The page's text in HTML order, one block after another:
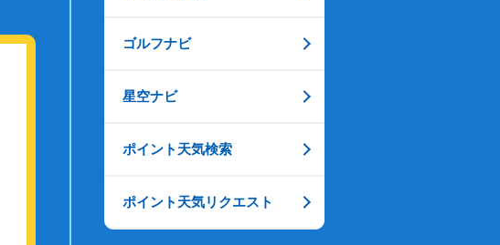
ゴルフナビ
星空ナビ
ポイント天気検索
ポイント天気リクエスト